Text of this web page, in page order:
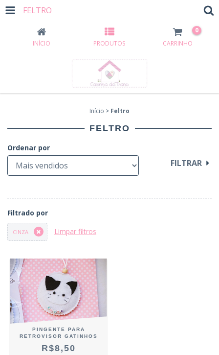
FELTRO
INÍCIO PRODUTOS CARRINHO
0
Início > Feltro
FELTRO
Ordenar por
FILTRAR
Filtrado por
CINZA Limpar filtros
PINGENTE PARA
RETROVISOR GATINHOS
R$8,50